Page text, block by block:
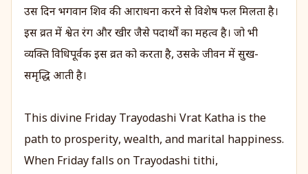
उस दिन भगवान शिव की आराधना करने से विशेष फल मिलता है।
इस व्रत में श्वेत रंग और खीर जैसे पदार्थों का महत्व है। जो भी
व्यक्ति विधिपूर्वक इस व्रत को करता है, उसके जीवन में सुख-
समृद्धि आती है।
This divine Friday Trayodashi Vrat Katha is the
path to prosperity, wealth, and marital happiness.
When Friday falls on Trayodashi tithi,